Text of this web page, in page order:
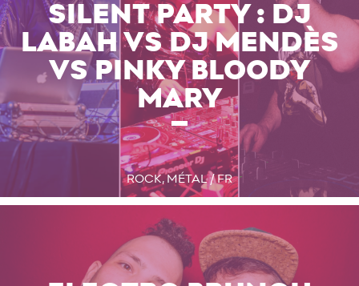
SILENT PARTY : DJ
LABAH VS DJ MENDÈS
VS PINKY BLOODY
MARY
ROCK, MÉTAL / FR